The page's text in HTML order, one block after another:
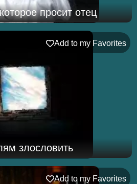
просит отец
Add to my Favorites
злословить
Add to my Favorites